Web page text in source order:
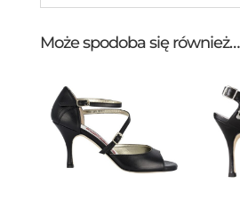
Może spodoba się również…